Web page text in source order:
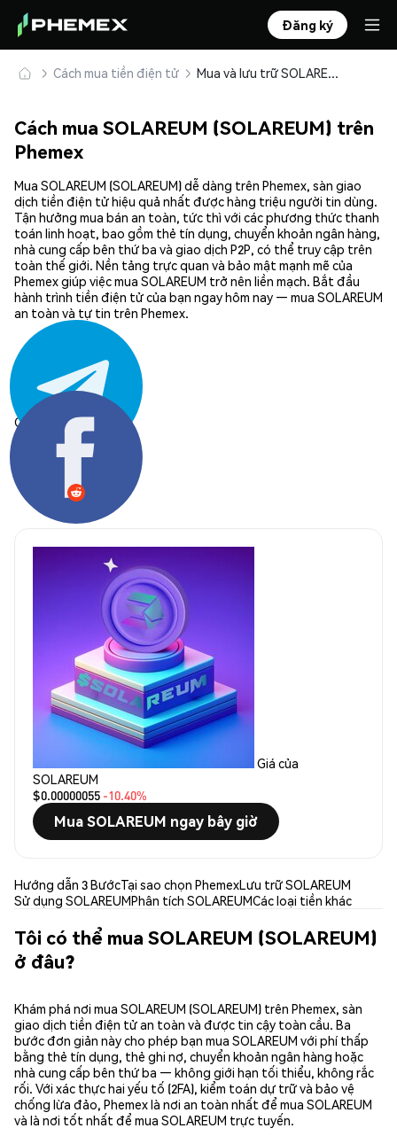
Đăng ký
Cách mua tiền điện tử Mua và lưu trữ SOLAREUM (SOLAREUM) an toàn
Cách mua SOLAREUM (SOLAREUM) trên
Phemex
Mua SOLAREUM (SOLAREUM) dễ dàng trên Phemex, sàn giao
dịch tiền điện tử hiệu quả nhất được hàng triệu người tin dùng.
Tận hưởng mua bán an toàn, tức thì với các phương thức thanh
toán linh hoạt, bao gồm thẻ tín dụng, chuyển khoản ngân hàng,
nhà cung cấp bên thứ ba và giao dịch P2P, có thể truy cập trên
toàn thế giới. Nền tảng trực quan và bảo mật mạnh mẽ của
Phemex giúp việc mua SOLAREUM trở nên liền mạch. Bắt đầu
hành trình tiền điện tử của bạn ngay hôm nay — mua SOLAREUM
an toàn và tự tin trên Phemex.
Chia sẻ:
Giá của
SOLAREUM
$0.00000055 -10.40%
Mua SOLAREUM ngay bây giờ
Hướng dẫn 3 BướcTại sao chọn PhemexLưu trữ SOLAREUM
Sử dụng SOLAREUMPhân tích SOLAREUMCác loại tiền khác
Tôi có thể mua SOLAREUM (SOLAREUM)
ở đâu?
Khám phá nơi mua SOLAREUM (SOLAREUM) trên Phemex, sàn
giao dịch tiền điện tử an toàn và được tin cậy toàn cầu. Ba
bước đơn giản này cho phép bạn mua SOLAREUM với phí thấp
bằng thẻ tín dụng, thẻ ghi nợ, chuyển khoản ngân hàng hoặc
nhà cung cấp bên thứ ba — không giới hạn tối thiểu, không rắc
rối. Với xác thực hai yếu tố (2FA), kiểm toán dự trữ và bảo vệ
chống lừa đảo, Phemex là nơi an toàn nhất để mua SOLAREUM
và là nơi tốt nhất để mua SOLAREUM trực tuyến.